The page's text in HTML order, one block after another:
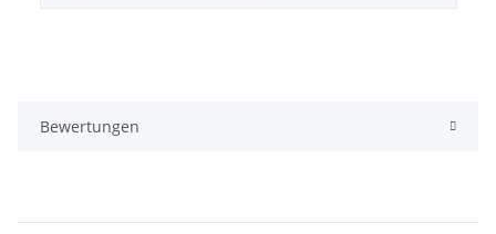
Bewertungen